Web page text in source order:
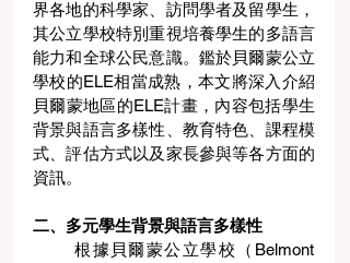
界各地的科學家、訪問學者及留學生，
其公立學校特別重視培養學生的多語言
能力和全球公民意識。鑑於貝爾蒙公立
學校的ELE相當成熟，本文將深入介紹
貝爾蒙地區的ELE計畫，內容包括學生
背景與語言多樣性、教育特色、課程模
式、評估方式以及家長參與等各方面的
資訊。
二、多元學生背景與語言多樣性
       根據貝爾蒙公立學校（Belmont